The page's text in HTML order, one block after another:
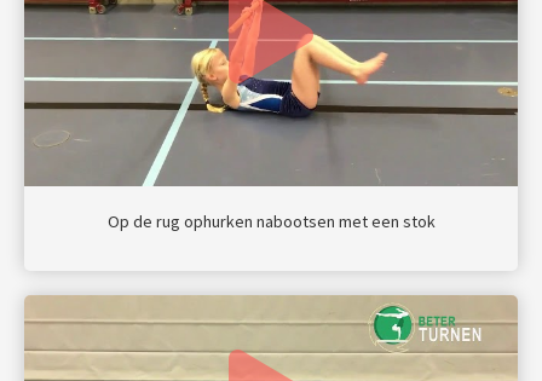
Op de rug ophurken nabootsen met een stok